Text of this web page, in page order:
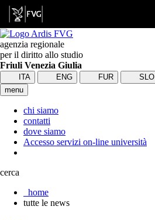
agenzia regionale
per il diritto allo studio
Friuli Venezia Giulia
ITA ENG FUR SLO
menu
chi siamo
contatti
dove siamo
Accesso servizi on-line università
cerca
home
tutte le news